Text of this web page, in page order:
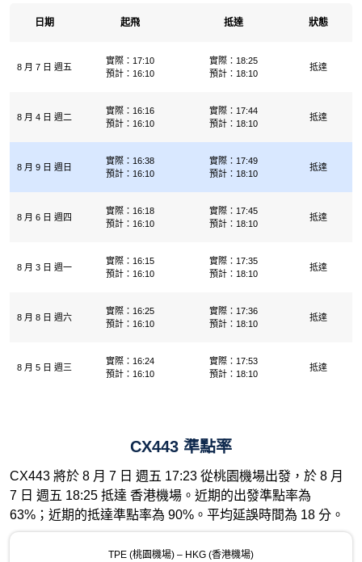
日期 起飛 抵達 狀態
8 月 7 日 週五
實際：17:10
預計：16:10
實際：18:25
預計：18:10
抵達
8 月 4 日 週二
實際：16:16
預計：16:10
實際：17:44
預計：18:10
抵達
8 月 9 日 週日
實際：16:38
預計：16:10
實際：17:49
預計：18:10
抵達
8 月 6 日 週四
實際：16:18
預計：16:10
實際：17:45
預計：18:10
抵達
8 月 3 日 週一
實際：16:15
預計：16:10
實際：17:35
預計：18:10
抵達
8 月 8 日 週六
實際：16:25
預計：16:10
實際：17:36
預計：18:10
抵達
8 月 5 日 週三
實際：16:24
預計：16:10
實際：17:53
預計：18:10
抵達
CX443 準點率
CX443 將於 8 月 7 日 週五 17:23 從桃園機場出發，於 8 月
7 日 週五 18:25 抵達 香港機場。近期的出發準點率為
63%；近期的抵達準點率為 90%。平均延誤時間為 18 分。
TPE (桃園機場) – HKG (香港機場)